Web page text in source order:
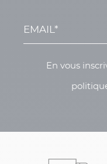
En vous